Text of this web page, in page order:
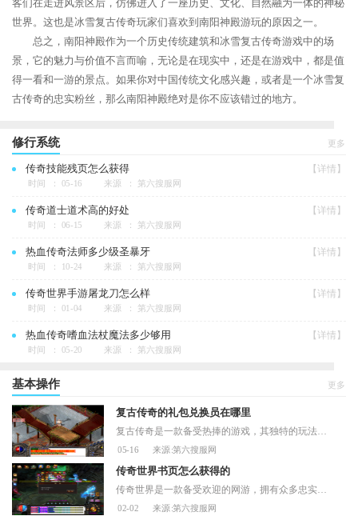
客们在走进风景区后，仿佛进入了一座历史、文化、自然融为一体的神秘
世界。这也是冰雪复古传奇玩家们喜欢到南阳神殿游玩的原因之一。
总之，南阳神殿作为一个历史传统建筑和冰雪复古传奇游戏中的场
景，它的魅力与价值不言而喻，无论是在现实中，还是在游戏中，都是值
得一看和一游的景点。如果你对中国传统文化感兴趣，或者是一个冰雪复
古传奇的忠实粉丝，那么南阳神殿绝对是你不应该错过的地方。
修行系统 更多
传奇技能残页怎么获得 【详情】
时间 ： 05-16 来源 ： 第六搜服网
传奇道士道术高的好处 【详情】
时间 ： 06-15 来源 ： 第六搜服网
热血传奇法师多少级圣暴牙 【详情】
时间 ： 10-24 来源 ： 第六搜服网
传奇世界手游屠龙刀怎么样 【详情】
时间 ： 01-04 来源 ： 第六搜服网
热血传奇嗜血法杖魔法多少够用 【详情】
时间 ： 05-20 来源 ： 第六搜服网
基本操作 更多
复古传奇的礼包兑换员在哪里
复古传奇是一款备受热捧的游戏，其独特的玩法和精美的画面设计吸引了众多玩家的青睐。为了让玩家们更好地体验游戏，游戏公司推出了多种礼包，其中包含了众多珍贵的道具和装备
05-16 来源:第六搜服网
传奇世界书页怎么获得的
传奇世界是一款备受欢迎的网游，拥有众多忠实玩家。玩家可以通过击败BOSS、挖宝、洞穴探险等方式获取各种各样的物品和道具，其中最为珍贵的莫过于传奇世界书页。获取书页不仅可
02-02 来源:第六搜服网